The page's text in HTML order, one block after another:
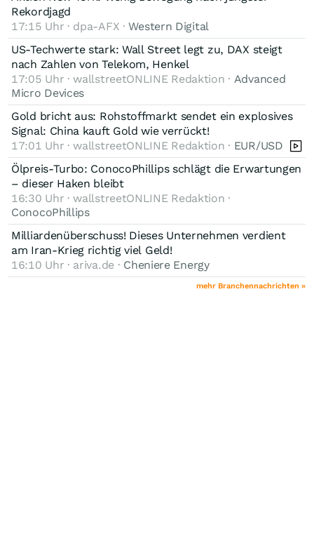
Rekordjagd
17:15 Uhr · dpa-AFX ·Western Digital
US-Techwerte stark: Wall Street legt zu, DAX steigt
nach Zahlen von Telekom, Henkel
17:05 Uhr · wallstreetONLINE Redaktion · Advanced
Micro Devices
Gold bricht aus: Rohstoffmarkt sendet ein explosives
Signal: China kauft Gold wie verrückt!
17:01 Uhr · wallstreetONLINE Redaktion · EUR/USD
Ölpreis-Turbo: ConocoPhillips schlägt die Erwartungen
– dieser Haken bleibt
16:30 Uhr · wallstreetONLINE Redaktion ·
ConocoPhillips
Milliardenüberschuss! Dieses Unternehmen verdient
am Iran-Krieg richtig viel Geld!
16:10 Uhr · ariva.de · Cheniere Energy
mehr Branchennachrichten »